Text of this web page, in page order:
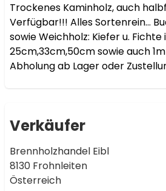
Trockenes Kaminholz, auch
Verfügbar!!! Alles Sortenrein…
sowie Weichholz: Kiefer u. Fichte
25cm,33cm,50cm sowie auch 1m
Abholung ab Lager oder
Verkäufer
Brennholzhandel Eibl
8130 Frohnleiten
Österreich